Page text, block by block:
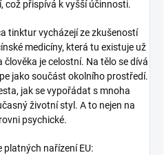
což přispívá k vyšší účinnosti.
tinktur vycházejí ze zkušeností
medicíny, která tu existuje už
je celostní. Na tělo se dívá
jako součást okolního prostředí.
jak se vypořádat s mnoha
životní styl. A to nejen na
psychické.
nařízení EU: